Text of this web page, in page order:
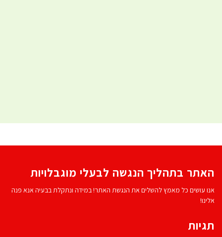
האתר בתהליך הנגשה לבעלי מוגבלויות
אנו עושים כל מאמץ להשלים את הנגשת האתר! במידה ונתקלת בבעיה אנא פנה
אלינו!
תגיות